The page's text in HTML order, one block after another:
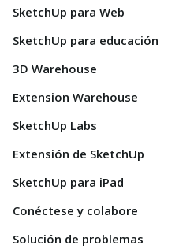
SketchUp para Web
SketchUp para educación
3D Warehouse
Extension Warehouse
SketchUp Labs
Extensión de SketchUp
SketchUp para iPad
Conéctese y colabore
Solución de problemas